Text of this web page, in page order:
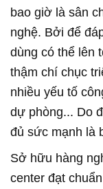
bao giờ là sân
nghệ. Bởi để
dùng có thể lên
thậm chí chục
nhiều yếu tố
dự phòng... Do
đủ sức mạnh là
Sở hữu hàng
center đạt